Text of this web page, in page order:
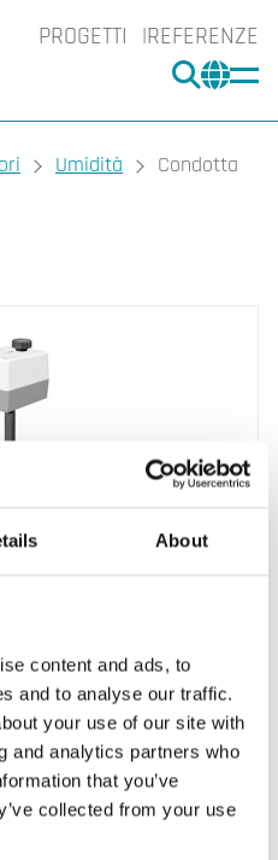
About
content and ads, to
and to analyse our traffic.
your use of our site with
and analytics partners who
that you’ve
collected from your use
PROGETTI REFERENZE
CERCA
Umidità Condotta
per montaggio su